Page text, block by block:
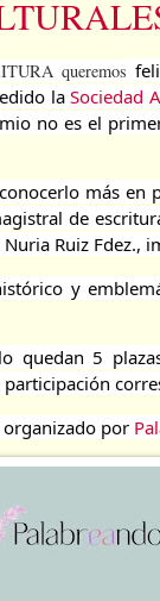
queremos
la Sociedad
no es el
más
de
Ruiz Fdez.,
y
quedan 5
organizado por